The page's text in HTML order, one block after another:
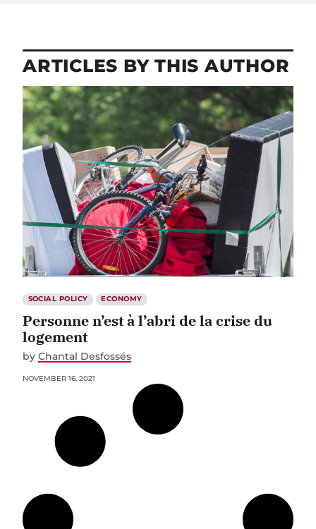
ARTICLES BY THIS AUTHOR
SOCIAL POLICY ECONOMY
Personne n’est à l’abri de la crise du
logement
by Chantal Desfossés
NOVEMBER 16, 2021